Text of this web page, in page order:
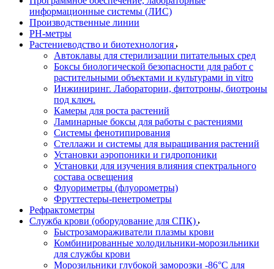
информационные системы (ЛИС)
Производственные линии
РH-метры
Растениеводство и биотехнология
Автоклавы для стерилизации питательных сред
Боксы биологической безопасности для работ с
растительными объектами и культурами in vitro
Инжиниринг. Лаборатории, фитотроны, биотроны
под ключ.
Камеры для роста растений
Ламинарные боксы для работы с растениями
Системы фенотипирования
Стеллажи и системы для выращивания растений
Установки аэропоники и гидропоники
Установки для изучения влияния спектрального
состава освещения
Флуориметры (флуорометры)
Фруттестеры-пенетрометры
Рефрактометры
Служба крови (оборудование для СПК)
Быстрозамораживатели плазмы крови
Комбинированные холодильники-морозильники
для службы крови
Морозильники глубокой заморозки -86°С для